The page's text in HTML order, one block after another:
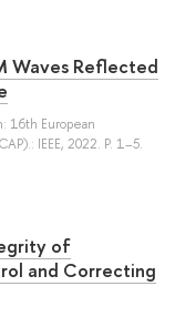
Waves Reflected
16th European
IEEE, 2022. P. 1–5.
of
and Correcting